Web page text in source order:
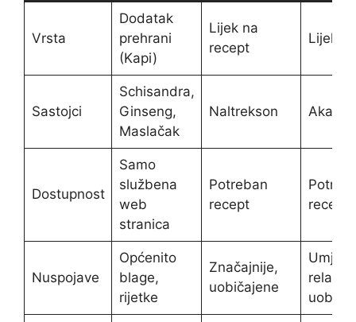
Vrsta
Dodatak
prehrani
(Kapi)
Lijek na
recept
Lijek
Sastojci
Schisandra,
Ginseng,
Maslačak
Naltrekson
Dostupnost
Samo
službena
web
stranica
Potreban
recept
recept
Nuspojave
Općenito
blage,
rijetke
Značajnije,
uobičajene